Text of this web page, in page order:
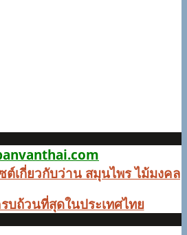
ซต์เกี่ยวกับว่าน สมุนไพร ไม้มงคล
บถ้วนที่สุดในประเทศไทย